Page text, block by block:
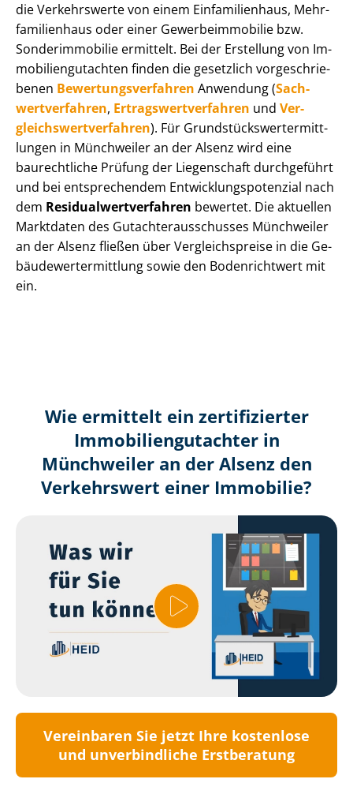
die Verkehrswerte von einem Einfamilienhaus, Mehr­
fa­mi­li­en­haus oder einer Ge­wer­be­im­mo­bi­lie bzw.
Sonderimmobilie ermittelt. Bei der Erstellung von Im­
mo­bi­li­en­gut­ach­ten finden die gesetzlich vor­ge­schrie­
be­nen Be­wer­tungs­ver­fah­ren Anwendung (Sach­
wert­ver­fah­ren, Er­trags­wert­ver­fah­ren und Ver­
gleichs­wert­ver­fah­ren). Für Grund­stücks­wert­ermitt­
lun­gen in Münchweiler an der Alsenz wird eine
baurechtliche Prüfung der Liegenschaft durchgeführt
und bei entsprechendem Ent­wick­lungs­po­ten­zi­al nach
dem Re­si­du­al­wert­ver­fah­ren bewertet. Die aktuellen
Marktdaten des Gut­ach­ter­aus­schus­ses Münchweiler
an der Alsenz fließen über Ver­gleichs­prei­se in die Ge­
bäu­de­wert­ermitt­lung sowie den Bodenrichtwert mit
ein.
Wie ermittelt ein zertifizierter
Immobilien­gutachter in
Münchweiler an der Alsenz den
Verkehrswert einer Immobilie?
Vereinbaren Sie jetzt Ihre kostenlose
und unverbindliche Erstberatung